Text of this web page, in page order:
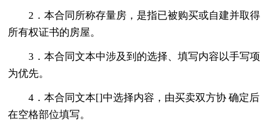
2．本合同所称存量房，是指已被购买或自建并取得
所有权证书的房屋。
3．本合同文本中涉及到的选择、填写内容以手写项
为优先。
4．本合同文本[]中选择内容，由买卖双方协 确定后
在空格部位填写。